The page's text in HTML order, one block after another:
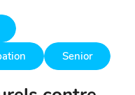
Senior